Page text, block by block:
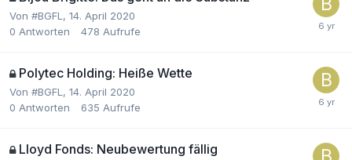
Von #BGFL , 14. April 2020
0 Antworten 478 Aufrufe
Polytec Holding: Heiße Wette
Von #BGFL , 14. April 2020
0 Antworten 635 Aufrufe
Lloyd Fonds: Neubewertung fällig